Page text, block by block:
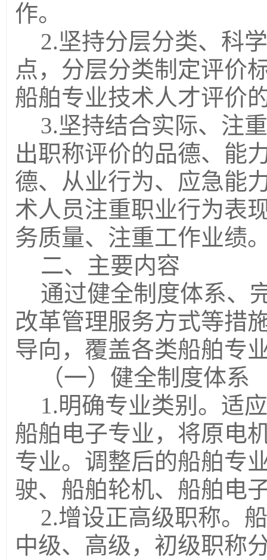
作。
2.坚持分层分类、科
点，分层分类制定评价
船舶专业技术人才评价
3.坚持结合实际、注
出职称评价的品德、 能
德、从业行为、应急能
术人员注重职业行为表
务质量、注重工作业绩
二、主要内容
通过健全制度体系、
改革管理服务方式等措
导向，覆盖各类船舶专
（一）健全制度体系
1.明确专业类别 。适
船舶电子专业，将原电
专业。调整后的船舶专
驶、船舶轮机、船舶电
2.增设正高级职称。
中级、高级，初级职称